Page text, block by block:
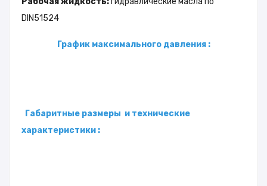
DIN51524
График максимального давления :
Габаритные размеры и технические
характеристики :